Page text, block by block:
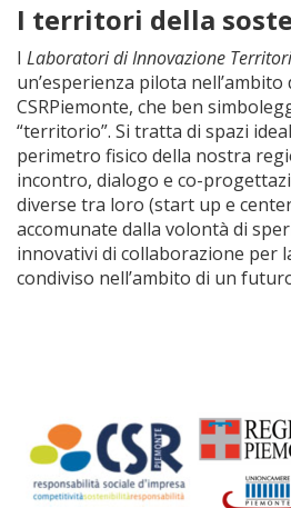
I territori della
I Laboratori di Innovazione
un’esperienza pilota
CSRPiemonte, che ben
“territorio”. Si tratta di spazi
perimetro fisico della nostra
incontro, dialogo e co-
diverse tra loro (start up e
accomunate dalla volontà di
innovativi di collaborazione per
condiviso nell’ambito di un